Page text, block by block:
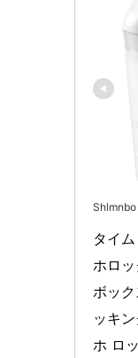
Shlmnbo
タイ
ホロ
ボッ
ッキ
ホ ロ